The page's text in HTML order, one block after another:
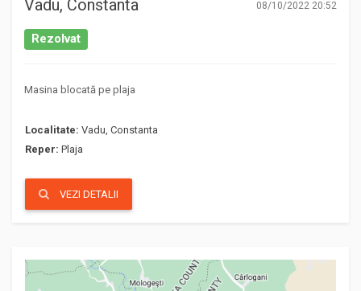
Vadu, Constanta 08/10/2022 20:52
Rezolvat
Masina blocată pe plaja
Localitate: Vadu, Constanta
Reper: Plaja
VEZI DETALII